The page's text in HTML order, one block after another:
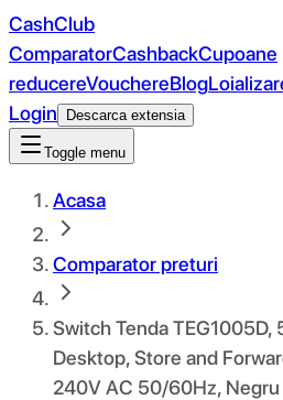
CashClub
ComparatorCashbackCupoane
reducereVouchereBlog
Login
Descarca extensia
Toggle menu
Acasa
Comparator preturi
Switch Tenda TEG1005D,
Desktop, Store and
240V AC 50/60Hz, Negru